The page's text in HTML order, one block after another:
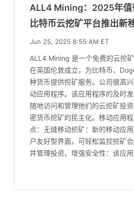
ALL4 Mining：2025年值
比特币云挖矿平台推出新
Jun 25, 2025 8:55 AM ET
ALL4 Mining 是一个免费的云挖
在英国伦敦成立，为比特币、
种货币提供挖矿服务。公司很高
动应用程序。该应用程序的及时
随地访问和管理他们的云挖矿投
密货币挖矿的民主化。移动应用
点：无缝移动挖矿：新的移动应
户友好型界面，可轻松监控挖矿
并管理投资。增强安全性：该应